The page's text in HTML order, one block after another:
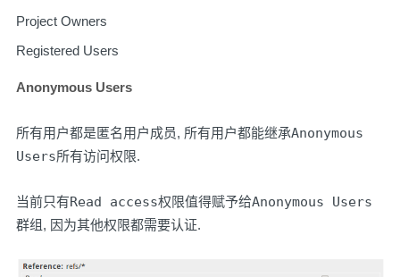
Project Owners
Registered Users
Anonymous Users
所有用户都是匿名用户成员, 所有用户都能继承Anonymous
Users所有访问权限.
当前只有Read access权限值得赋予给Anonymous Users
群组, 因为其他权限都需要认证.